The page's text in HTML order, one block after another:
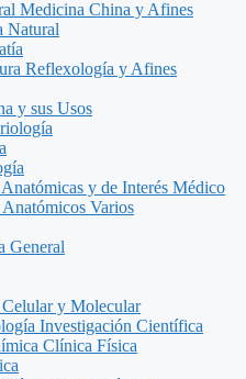
Medicina China y Afines
Natural
Reflexología y Afines
y sus Usos
y de Interés Médico
Varios
General
y Molecular
Investigación Científica
Clínica Física